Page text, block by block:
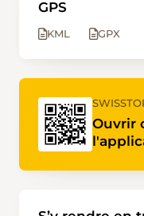
GPS
KML GPX
Ouvrir